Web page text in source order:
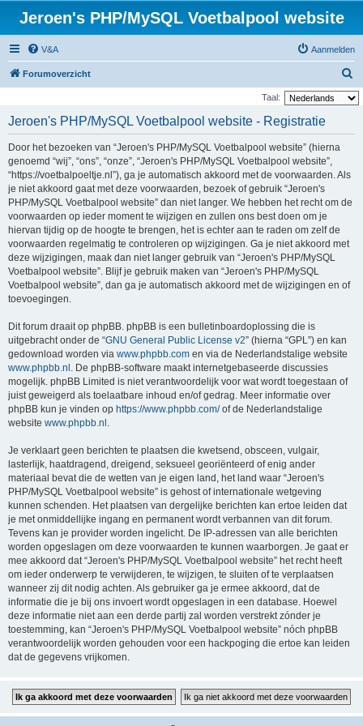
Jeroen's PHP/MySQL Voetbalpool website
V&A Aanmelden
Forumoverzicht
o
Taal:
Jeroen's PHP/MySQL Voetbalpool website - Registratie
Door het bezoeken van “Jeroen's PHP/MySQL Voetbalpool website” (hierna
genoemd “wij”, “ons”, “onze”, “Jeroen's PHP/MySQL Voetbalpool website”,
“https://voetbalpoeltje.nl”), ga je automatisch akkoord met de voorwaarden. Als
je niet akkoord gaat met deze voorwaarden, bezoek of gebruik “Jeroen's
PHP/MySQL Voetbalpool website” dan niet langer. We hebben het recht om de
voorwaarden op ieder moment te wijzigen en zullen ons best doen om je
hiervan tijdig op de hoogte te brengen, het is echter aan te raden om zelf de
voorwaarden regelmatig te controleren op wijzigingen. Ga je niet akkoord met
deze wijzigingen, maak dan niet langer gebruik van “Jeroen's PHP/MySQL
Voetbalpool website”. Blijf je gebruik maken van “Jeroen's PHP/MySQL
Voetbalpool website”, dan ga je automatisch akkoord met de wijzigingen en of
toevoegingen.
Dit forum draait op phpBB. phpBB is een bulletinboardoplossing die is
uitgebracht onder de “GNU General Public License v2” (hierna “GPL”) en kan
gedownload worden via www.phpbb.com en via de Nederlandstalige website
www.phpbb.nl . De phpBB-software maakt internetgebaseerde discussies
mogelijk. phpBB Limited is niet verantwoordelijk voor wat wordt toegestaan of
juist geweigerd als toelaatbare inhoud en/of gedrag. Meer informatie over
phpBB kun je vinden op https://www.phpbb.com/of de Nederlandstalige
website www.phpbb.nl .
Je verklaart geen berichten te plaatsen die kwetsend, obsceen, vulgair,
lasterlijk, haatdragend, dreigend, seksueel georiënteerd of enig ander
materiaal bevat die de wetten van je eigen land, het land waar “Jeroen's
PHP/MySQL Voetbalpool website” is gehost of internationale wetgeving
kunnen schenden. Het plaatsen van dergelijke berichten kan ertoe leiden dat
je met onmiddellijke ingang en permanent wordt verbannen van dit forum.
Tevens kan je provider worden ingelicht. De IP-adressen van alle berichten
worden opgeslagen om deze voorwaarden te kunnen waarborgen. Je gaat er
mee akkoord dat “Jeroen's PHP/MySQL Voetbalpool website” het recht heeft
om ieder onderwerp te verwijderen, te wijzigen, te sluiten of te verplaatsen
wanneer zij dit nodig achten. Als gebruiker ga je ermee akkoord, dat de
informatie die je bij ons invoert wordt opgeslagen in een database. Hoewel
deze informatie niet aan een derde partij zal worden verstrekt zónder je
toestemming, kan “Jeroen's PHP/MySQL Voetbalpool website” nóch phpBB
verantwoordelijk worden gehouden voor een hackpoging die ertoe kan leiden
dat de gegevens vrijkomen.